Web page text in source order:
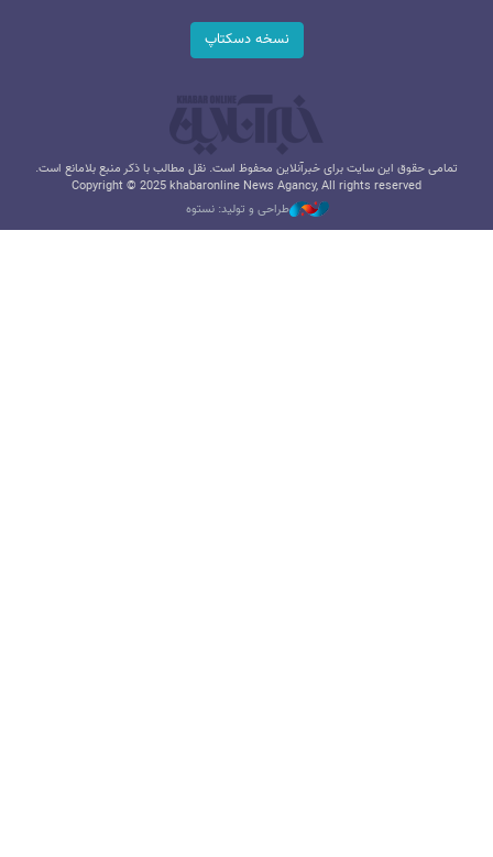
نسخه دسکتاپ
تمامی حقوق این سایت برای خبرآنلاین محفوظ است. نقل مطالب با ذکر منبع بلامانع است.
Copyright © 2025 khabaronline News Agancy, All rights reserved
طراحی و تولید: نستوه